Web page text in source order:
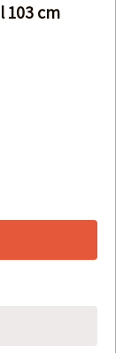
103 cm